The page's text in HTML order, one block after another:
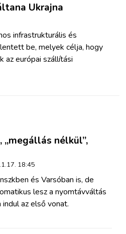
Ukrajna
infrastrukturális és
be, melyek célja, hogy
az európai szállítási
„megállás nélkül”,
18:45
és Varsóban is, de
lesz a nyomtávváltás
az első vonat.